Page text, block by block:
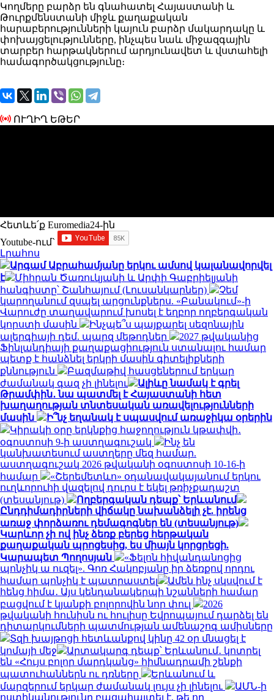
Կողմերը բարձր են գնահատել Հայաստանի և
Թուրքմենստանի միջև քաղաքական
հարաբերությունների կայուն բարձր մակարդակը և
փոխայցելությունները, ինչպես նաև միջազգային
տարբեր հարթակներում արդյունավետ և վստահելի
համագործակցությունը։
ՈՒՂԻՂ ԵԹԵՐ
Հետևե՛ք Euromedia24-ին
Youtube-ում`
Լրահոս
Արգամ Աբրահամյանը երկու ամսով կալանավորվել
է
Միհրան Ծառուկյանի և Արփի Գաբրիելյանի
հանգիստը՝ Շանհայում (Լուսանկարներ)
Չեմ
կարողանում զսպել արցունքներս. «Բանակում»-ի
Վարուժը տաղավարում խոսել է եղբոր ողբերգական
կորստի մասին
Ինչպե՞ս պայքարել սեզոնային
ալերգիայի դեմ. պարզ մեթոդներ
2027 թվականից
Ֆինլանդիայի քաղաքացիություն ստանալու համար
պետք է հանձնել երկրի մասին գիտելիքների
քննություն
Բազմաթիվ հասցեներում երկար
ժամանակ գազ չի լինելու
Ալիևը նամակ է գրել
Թրամփին․ նա պատմել է Հայաստանի հետ
խաղաղության տնտեսական առավելությունների
մասին
Ի՞նչ եղանակ է սպասվում առաջիկա օրերին
Կիրակի օրը երկնքից հաջողություն կթափվի․
օգոստոսի 9-ի աստղագուշակ
Ինչ են
կանխատեսում աստղերը մեզ համար.
աստղագուշակ 2026 թվականի օգոստոսի 10-16-ի
համար
«Շերեմետևո» օդանավակայանում երկու
ուղևորուհի վազելով դուրս է եկել թռիչքադաշտ
(տեսանյութ)
Ողբերգական դեպք՝ Երևանում
Ընդդիմադիրների վիճակը նախանձելի չէ. իրենց
առաջ փորձառու դեմագոգներ են (տեսանյութ)
Կարևոր չի ով ինչ ձեռք բերեց հերթական
քաղաքական պրոցեսից, ես միայն կորցրեցի.
Կարապետ Պողոսյան
«Ֆելոն հիվանդանոցից
պոնչիկ ա ուզել». Գոռ Հակոբյանը իր ձեռքով որդու
համար պոնչիկ է պատրաստել
Ամեն ինչ սկսվում է
հենց հիմա․ Այս կենդանակերպի նշանների համար
բացվում է կյանքի բոլորովին նոր փուլ
2026
թվականի հունիսն ու հուլիսը Եվրոպայում դարձել են
դիտարկումների պատմության ամենաշոգ ամիսները
Տզի խայթոցի հետևանքով կինը 42 օր մնացել է
կոմայի մեջ
Արտակարգ դեպք՝ Երևանում․ կոտրել
են «Հույս բոլոր մարդկանց» հիմնադրամի շենքի
պատուհաններն ու դռները
Երևանում և
մարզերում երկար ժամանակ լույս չի լինելու
ԱՄՆ-ի
ոստիկանությունը բացահայտել է, թե որ